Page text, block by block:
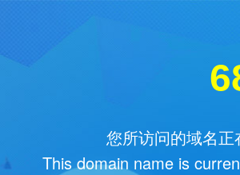
您所访问的域名
This domain name is